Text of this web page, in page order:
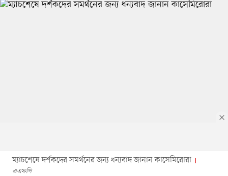
ম্যাচশেষে দর্শকদের সমর্থনের জন্য ধন্যবাদ জানান কাসেমিরোরা
এএফপি